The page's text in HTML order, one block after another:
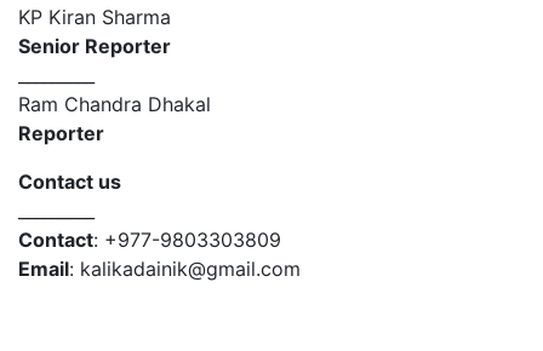
KP Kiran Sharma
Senior Reporter
Ram Chandra Dhakal
Reporter
Contact us
Contact: +977-9803303809
Email: kalikadainik@gmail.com